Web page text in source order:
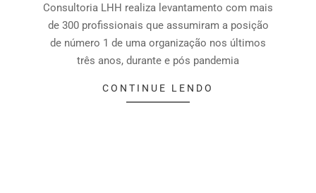
Consultoria LHH realiza levantamento com mais
de 300 profissionais que assumiram a posição
de número 1 de uma organização nos últimos
três anos, durante e pós pandemia
CONTINUE LENDO